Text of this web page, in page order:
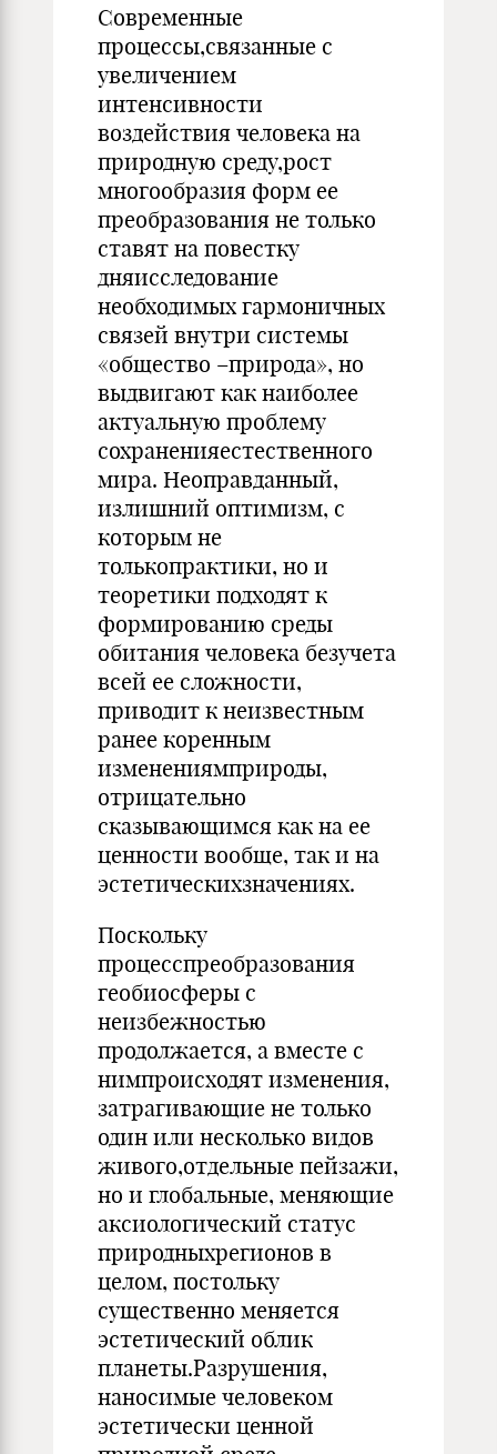
Современные
процессы,связанные с
увеличением
интенсивности
воздействия человека на
природную среду,рост
многообразия форм ее
преобразования не только
ставят на повестку
дняисследование
необходимых гармоничных
связей внутри системы
«общество –природа», но
выдвигают как наиболее
актуальную проблему
сохраненияестественного
мира. Неоправданный,
излишний оптимизм, с
которым не
толькопрактики, но и
теоретики подходят к
формированию среды
обитания человека безучета
всей ее сложности,
приводит к неизвестным
ранее коренным
изменениямприроды,
отрицательно
сказывающимся как на ее
ценности вообще, так и на
эстетическихзначениях.
Поскольку
процесспреобразования
геобиосферы с
неизбежностью
продолжается, а вместе с
нимпроисходят изменения,
затрагивающие не только
один или несколько видов
живого,отдельные пейзажи,
но и глобальные, меняющие
аксиологический статус
природныхрегионов в
целом, постольку
существенно меняется
эстетический облик
планеты.Разрушения,
наносимые человеком
эстетически ценной